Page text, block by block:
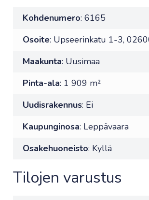
Kohdenumero: 6165
Osoite: Upseerinkatu 1-3,
Maakunta: Uusimaa
Pinta-ala: 1 909 m²
Uudisrakennus: Ei
Kaupunginosa: Leppävaara
Osakehuoneisto: Kyllä
Tilojen varustus